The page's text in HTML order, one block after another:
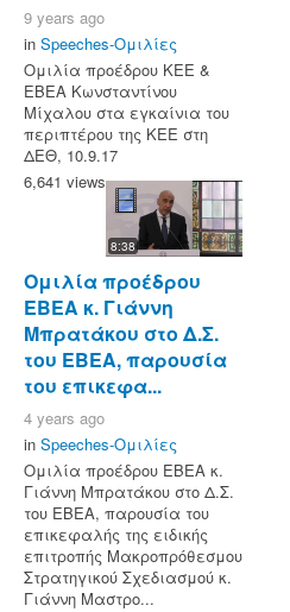
9 years ago
in Speeches-Ομιλίες
Ομιλία προέδρου ΚΕΕ &
ΕΒΕΑ Κωνσταντίνου
Μίχαλου στα εγκαίνια του
περιπτέρου της ΚΕΕ στη
ΔΕΘ, 10.9.17
6,641 views
8:38
Ομιλία προέδρου
ΕΒΕΑ κ. Γιάννη
Μπρατάκου στο Δ.Σ.
του ΕΒΕΑ, παρουσία
του επικεφα...
4 years ago
in Speeches-Ομιλίες
Ομιλία προέδρου ΕΒΕΑ κ.
Γιάννη Μπρατάκου στο Δ.Σ.
του ΕΒΕΑ, παρουσία του
επικεφαλής της ειδικής
επιτροπής Μακροπρόθεσμου
Στρατηγικού Σχεδιασμού κ.
Γιάννη Μαστρο...